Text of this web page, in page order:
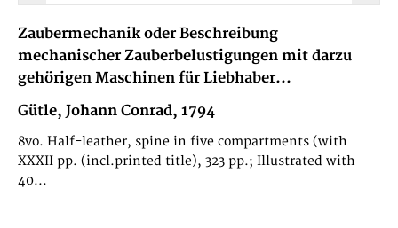
Zaubermechanik oder Beschreibung
mechanischer Zauberbelustigungen mit darzu
gehörigen Maschinen für Liebhaber...
Gütle, Johann Conrad, 1794
8vo. Half-leather, spine in five compartments (with
XXXII pp. (incl.printed title), 323 pp.; Illustrated with
40...